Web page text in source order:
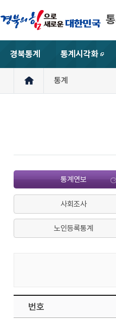
경북통계
통계시각화
새
통계
통계연보
사회조사
노인등록통계
번호